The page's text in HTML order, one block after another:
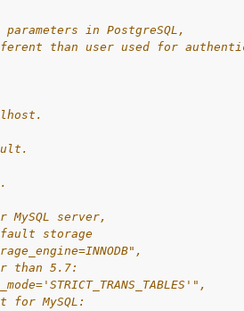
in PostgreSQL,
than user used for
server,
storage
than 5.7:
for MySQL: